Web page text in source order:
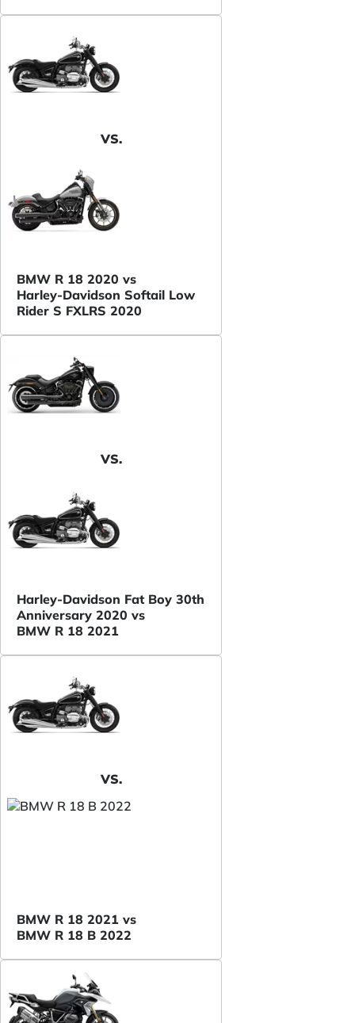
VS.
BMW R 18 2020 vs
Harley-Davidson Softail Low
Rider S FXLRS 2020
VS.
Harley-Davidson Fat Boy 30th
Anniversary 2020 vs
BMW R 18 2021
VS.
BMW R 18 2021 vs
BMW R 18 B 2022